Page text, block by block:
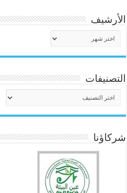
الأرشيف
التصنيفات
شركاؤنا